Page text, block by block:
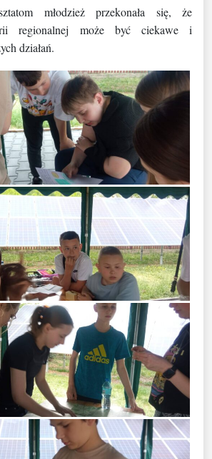
młodzież przekonała się, że
regionalnej może być ciekawe i
działań.